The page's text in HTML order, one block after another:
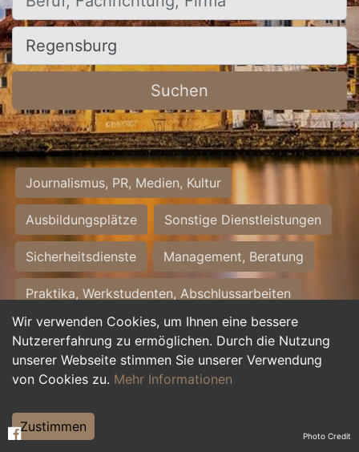
Wir verwenden Cookies, um Ihnen eine bessere
Nutzererfahrung zu ermöglichen. Durch die Nutzung
unserer Webseite stimmen Sie unserer Verwendung
von Cookies zu. Mehr Informationen
Zustimmen
Ort, Stadt
Suchen
Journalismus, PR, Medien, Kultur
Ausbildungsplätze Sonstige Dienstleistungen
Sicherheitsdienste Management, Beratung
Praktika, Werkstudenten, Abschlussarbeiten
Personalwesen Assistenz, Sekretariat
Hilfskräfte, Aushilfs- und Nebenjobs
Weiterbildung, Studium, duale Ausbildung Photo Credit